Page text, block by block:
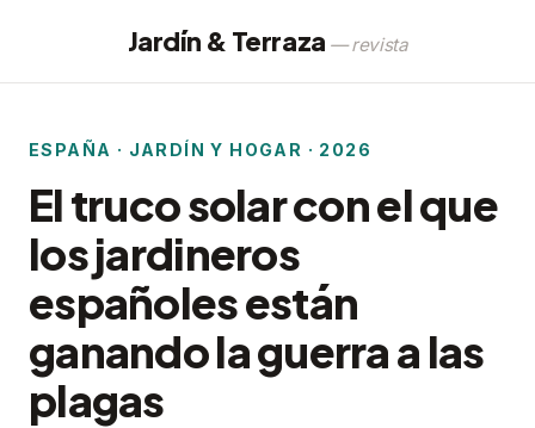
Jardín & Terraza — revista
ESPAÑA · JARDÍN Y HOGAR · 2026
El truco solar con el que
los jardineros
españoles están
ganando la guerra a las
plagas